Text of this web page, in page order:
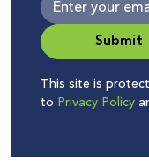
Submit
This site is
to Privacy Policy